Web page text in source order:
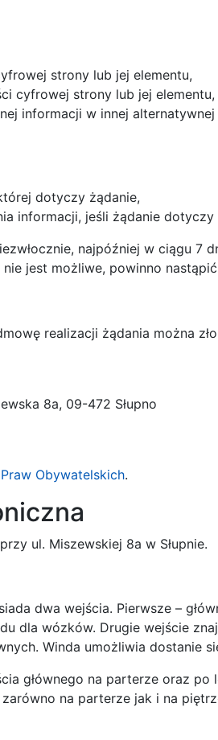
strony lub jej elementu,
cyfrowej strony lub jej elementu,
informacji w innej alternatywnej
dotyczy żądanie,
informacji, jeśli żądanie
najpóźniej w ciągu
jest możliwe, powinno
realizacji żądania można
8a, 09-472 Słupno
Obywatelskich.
ul. Miszewskiej 8a w Słupnie.
dwa wejścia. Pierwsze –
dla wózków. Drugie wejście
Winda umożliwia dostanie
głównego na parterze oraz
na parterze jak i na